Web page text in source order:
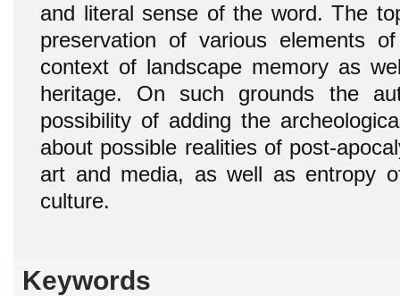
and literal sense of the word. The
preservation of various elements
context of landscape memory as
heritage. On such grounds the
possibility of adding the
about possible realities of post-
art and media, as well as entropy
culture.
Keywords